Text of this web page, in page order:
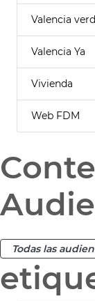
Valencia
Valencia Ya
Vivienda
Web FDM
Todas las